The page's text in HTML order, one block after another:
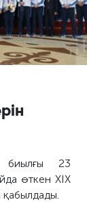
биылғы 23
өткен XIX